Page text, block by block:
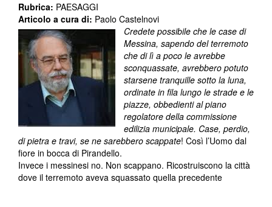
Rubrica: PAESAGGI
Articolo a cura di: Paolo Castelnovi
Credete possibile che le case di
Messina, sapendo del terremoto
che di lì a poco le avrebbe
sconquassate, avrebbero potuto
starsene tranquille sotto la luna,
ordinate in fila lungo le strade e le
piazze, obbedienti al piano
regolatore della commissione
edilizia municipale. Case, perdio,
di pietra e travi, se ne sarebbero scappate! Così l’Uomo dal
fiore in bocca di Pirandello.
Invece i messinesi no. Non scappano. Ricostruiscono la città
dove il terremoto aveva squassato quella precedente